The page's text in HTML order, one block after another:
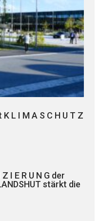
L I M A S C H U T Z
I E R U N G der
stärkt die